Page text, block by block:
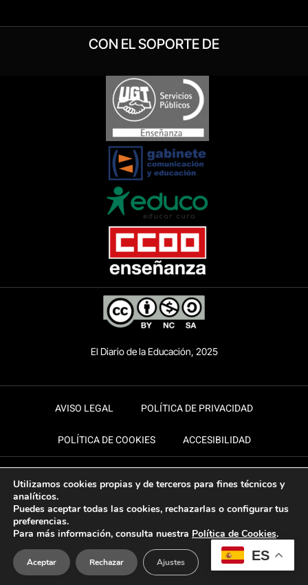
CON EL SOPORTE DE
El Diario de la Educación, 2025
AVISO LEGAL POLÍTICA DE PRIVACIDAD
POLÍTICA DE COOKIES ACCESIBILIDAD
ES
Utilizamos cookies propias y de terceros para fines técnicos y
analíticos.
Puedes aceptar todas las cookies, rechazarlas o configurar tus
preferencias.
Para más información, consulta nuestra Política de Cookies.
Aceptar Rechazar Ajustes